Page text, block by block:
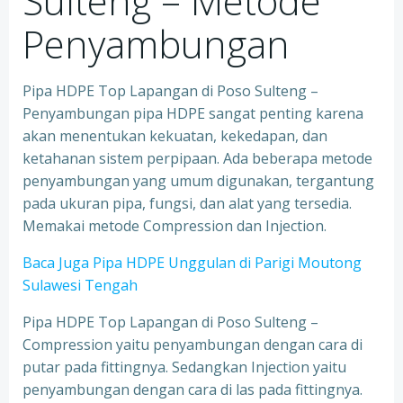
Penyambungan
Pipa HDPE Top Lapangan di Poso Sulteng –
Penyambungan pipa HDPE sangat penting karena
akan menentukan kekuatan, kekedapan, dan
ketahanan sistem perpipaan. Ada beberapa metode
penyambungan yang umum digunakan, tergantung
pada ukuran pipa, fungsi, dan alat yang tersedia.
Memakai metode Compression dan Injection.
Baca Juga Pipa HDPE Unggulan di Parigi Moutong
Sulawesi Tengah
Pipa HDPE Top Lapangan di Poso Sulteng –
Compression yaitu penyambungan dengan cara di
putar pada fittingnya. Sedangkan Injection yaitu
penyambungan dengan cara di las pada fittingnya.